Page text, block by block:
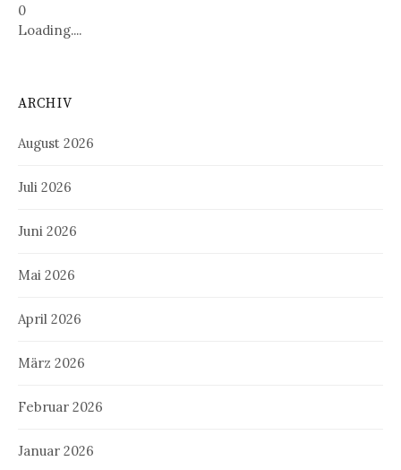
0
Loading....
ARCHIV
August 2026
Juli 2026
Juni 2026
Mai 2026
April 2026
März 2026
Februar 2026
Januar 2026